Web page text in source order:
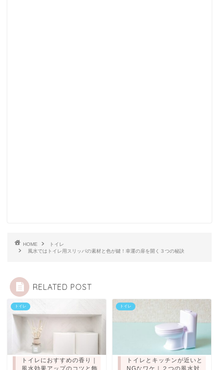
HOME
トイレ
風水ではトイレ用スリッパの素材と色が鍵！幸運の扉を開く３つの秘訣
RELATED POST
トイレ
トイレにおすすめの香り｜
風水効果アップのコツと飾
トイレ
トイレとキッチンが近いと
NGなワケ｜２つの風水対